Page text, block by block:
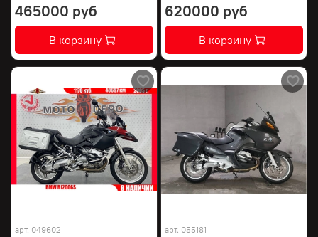
465000 руб
В корзину
620000 руб
В корзину
арт. 049602 арт. 055181